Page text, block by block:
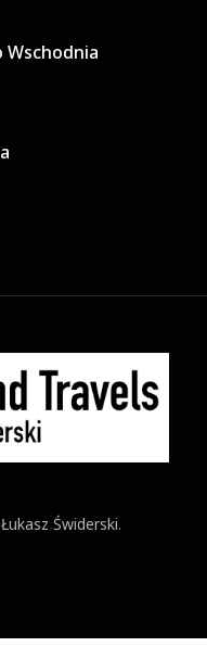
Wschodnia
Świderski.